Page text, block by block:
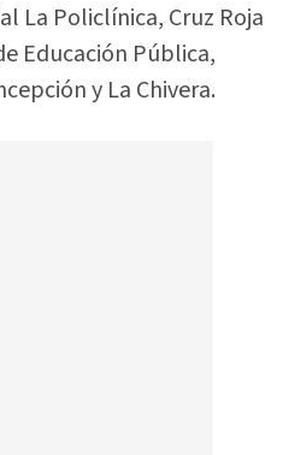
La Policlínica, Cruz Roja
Educación Pública,
y La Chivera.